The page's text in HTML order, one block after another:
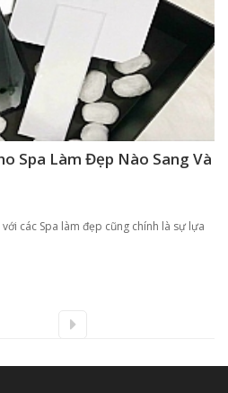
Spa Làm Đẹp Nào Sang Và
các Spa làm đẹp cũng chính là sự lựa